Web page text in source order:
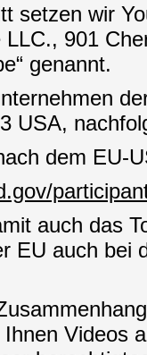
setzen wir
901
genannt.
USA,
dem EU-
auch das
EU auch bei
Videos